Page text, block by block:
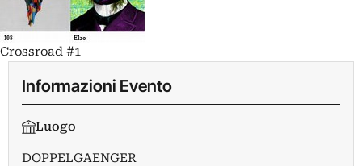
Crossroad #1
Informazioni Evento
Luogo
DOPPELGAENGER